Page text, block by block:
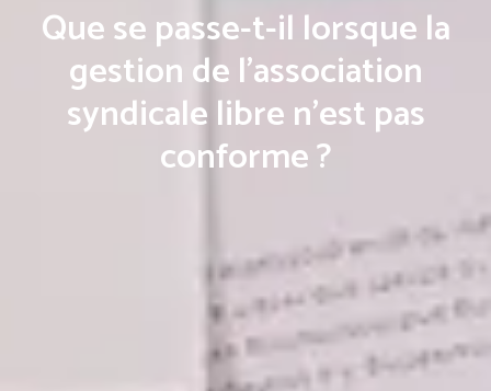
Que se passe-t-il lorsque la
gestion de l’association
syndicale libre n’est pas
conforme ?